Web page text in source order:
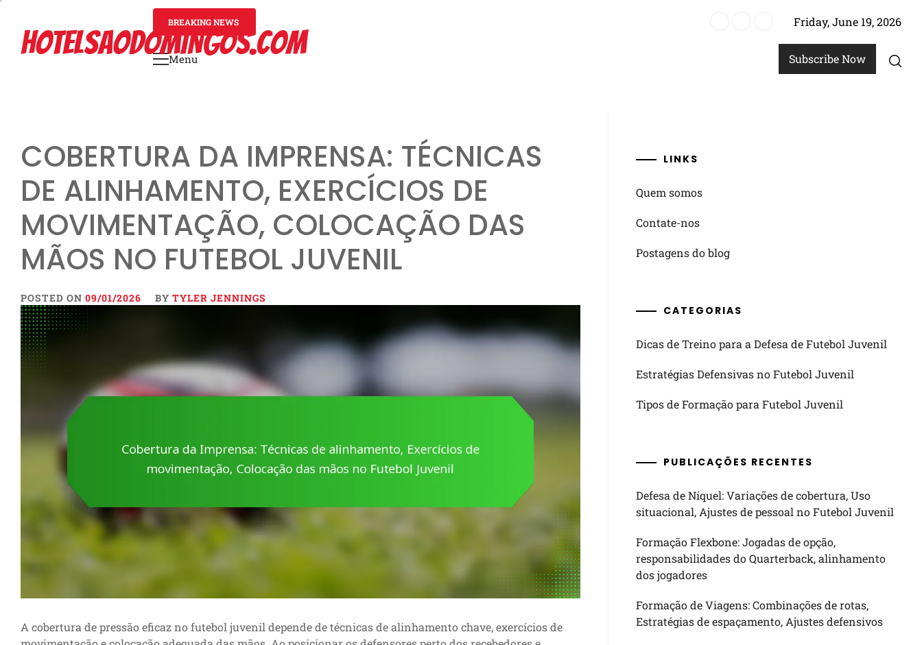
contentHOTELSAODOMINGOS.COM
BREAKING NEWS Friday, June 19, 2026
Primary
Menu Subscribe Now
COBERTURA DA IMPRENSA: TÉCNICAS
DE ALINHAMENTO, EXERCÍCIOS DE
MOVIMENTAÇÃO, COLOCAÇÃO DAS
MÃOS NO FUTEBOL JUVENIL
POSTED ON 09/01/2026 BY TYLER JENNINGS
A cobertura de pressão eficaz no futebol juvenil depende de técnicas de alinhamento chave, exercícios de
LINKS
Quem somos
Contate-nos
Postagens do blog
CATEGORIAS
Dicas de Treino para a Defesa de Futebol Juvenil
Estratégias Defensivas no Futebol Juvenil
Tipos de Formação para Futebol Juvenil
PUBLICAÇÕES RECENTES
Defesa de Níquel: Variações de cobertura, Uso
situacional, Ajustes de pessoal no Futebol Juvenil
Formação Flexbone: Jogadas de opção,
responsabilidades do Quarterback, alinhamento
dos jogadores
Formação de Viagens: Combinações de rotas,
Estratégias de espaçamento, Ajustes defensivos